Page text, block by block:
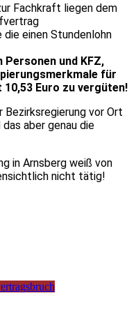
Fachkraft liegen dem
die einen Stundenlohn
und KFZ,
für
Euro zu vergüten!
vor Ort
aber genau die
in Arnsberg weiß von
nicht tätig!